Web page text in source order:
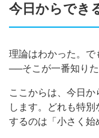
今日からでき
理論はわかった。で
──そこが一番知りた
ここからは、今日
します。どれも特
するのは「小さく始